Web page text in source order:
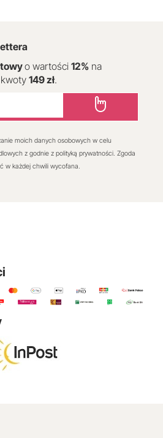
o wartości 12% na
149 zł.
moich danych osobowych w celu
z godnie z polityką prywatności. Zgoda
w każdej chwili wycofana.